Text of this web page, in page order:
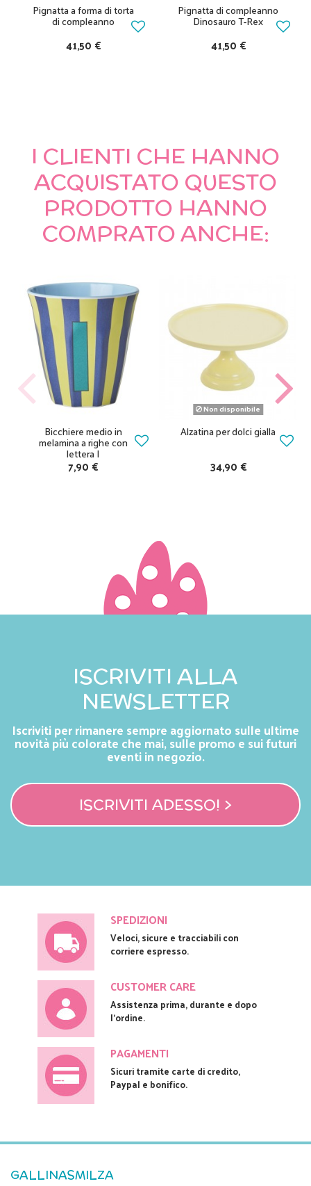
Pignatta a forma di torta
di compleanno
41,50 €
Pignatta di compleanno
Dinosauro T-Rex
41,50 €
I CLIENTI CHE HANNO
ACQUISTATO QUESTO
PRODOTTO HANNO
COMPRATO ANCHE:
Bicchiere medio in
melamina a righe con
lettera I
7,90 €
Non disponibile
Alzatina per dolci gialla
34,90 €
ISCRIVITI ALLA
NEWSLETTER
Iscriviti per rimanere sempre aggiornato sulle ultime
novità più colorate che mai, sulle promo e sui futuri
eventi in negozio.
ISCRIVITI ADESSO! >
SPEDIZIONI
Veloci, sicure e tracciabili con
corriere espresso.
CUSTOMER CARE
Assistenza prima, durante e dopo
l'ordine.
PAGAMENTI
Sicuri tramite carte di credito,
Paypal e bonifico.
GALLINASMILZA